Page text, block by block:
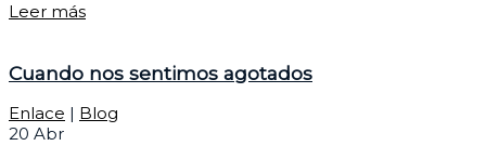
Leer más
Cuando nos sentimos agotados
Enlace | Blog
20 Abr